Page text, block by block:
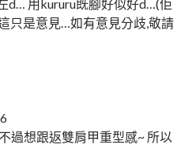
d… 用kururu既腳好似好d…(佢
只是意見…如有意見分歧,敬請
過想跟返雙肩甲重型感~ 所以